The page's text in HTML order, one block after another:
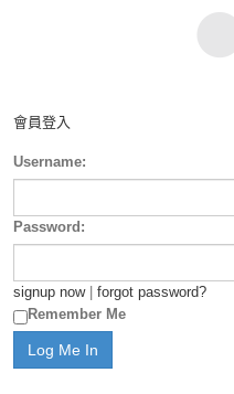
會員登入
Username:
Password:
signup now| forgot password?
Remember Me